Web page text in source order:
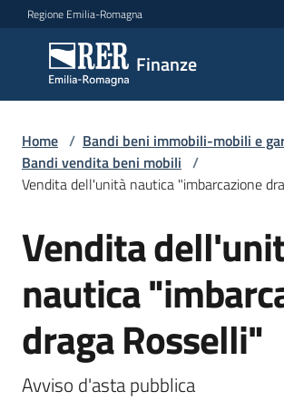
Vai al contenuto
Vai alla navigazione
Vai al footer
Regione Emilia-Romagna
Finanze
Finanze
Argomenti
Leggi
Atti
Bandi
Piani
Programmi
Home / Bandi beni immobili-mobili e
Bandi vendita beni mobili /
Vendita dell'unità nautica "imbarcazione
Salta al contenuto
Vendita
nautica
draga Rosselli"
Avviso d'asta pubblica